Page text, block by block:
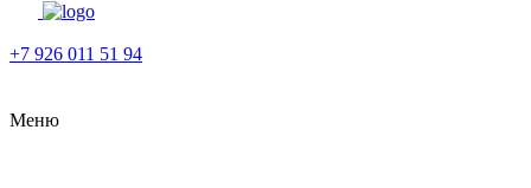
+7 926 011 51 94
Меню